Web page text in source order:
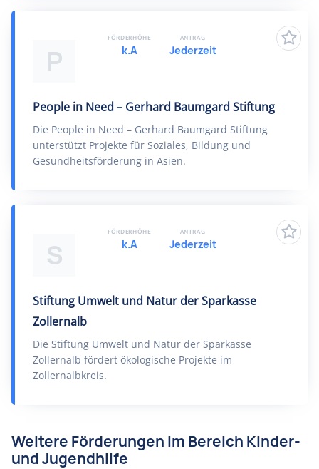
P
People in Need – Gerhard Baumgard Stiftung
Die People in Need – Gerhard Baumgard Stiftung
unterstützt Projekte für Soziales, Bildung und
Gesundheitsförderung in Asien.
FÖRDERHÖHE
k.A
ANTRAG
Jederzeit
S
Stiftung Umwelt und Natur der Sparkasse
Zollernalb
Die Stiftung Umwelt und Natur der Sparkasse
Zollernalb fördert ökologische Projekte im
Zollernalbkreis.
FÖRDERHÖHE
k.A
ANTRAG
Jederzeit
Weitere Förderungen im Bereich Kinder-
und Jugendhilfe